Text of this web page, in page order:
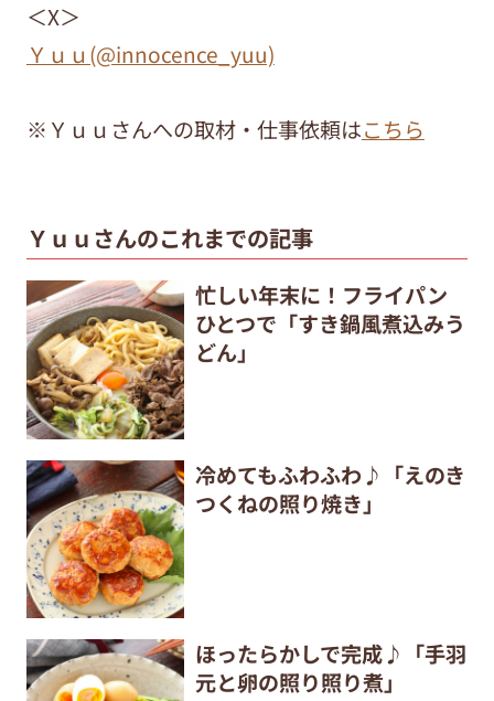
＜X＞
Ｙｕｕ(@innocence_yuu)
※Ｙｕｕさんへの取材・仕事依頼はこちら
Ｙｕｕさんのこれまでの記事
忙しい年末に！フライパン
ひとつで「すき鍋風煮込みう
どん」
冷めてもふわふわ♪「えのき
つくねの照り焼き」
ほったらかしで完成♪「手羽
元と卵の照り照り煮」